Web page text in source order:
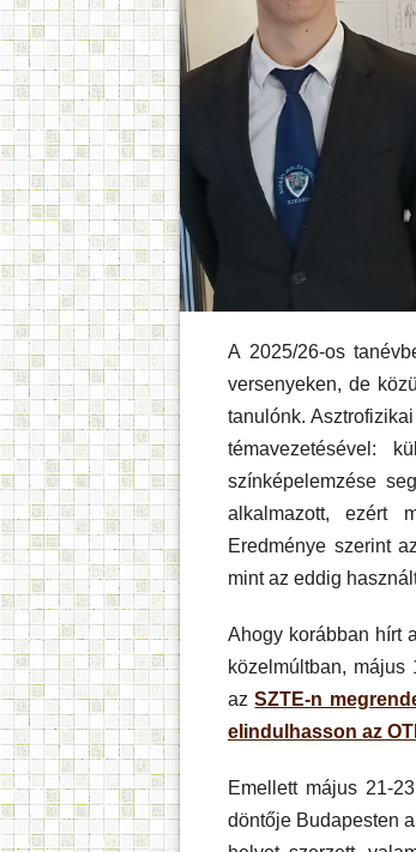
A 2025/26-os
versenyeken, de
tanulónk.
témavezetésével:
színképelemzése
alkalmazott, ezért
Eredménye szerint
mint az eddig
Ahogy korábban hírt
közelmúltban, május
azSZTE-n
elindulhasson az
Emellett május 21-
döntője Budapesten